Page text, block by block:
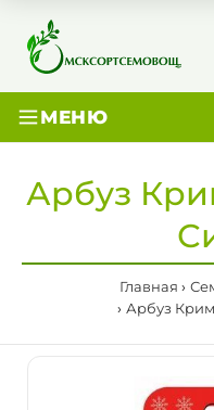
МЕНЮ
Арбуз
Главная
Арбуз